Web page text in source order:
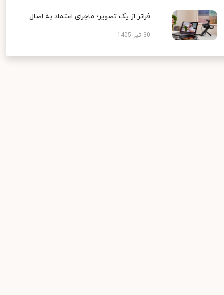
فراتر از یک تصویر؛ ماجرای اعتماد به اصال...
30 تیر 1405